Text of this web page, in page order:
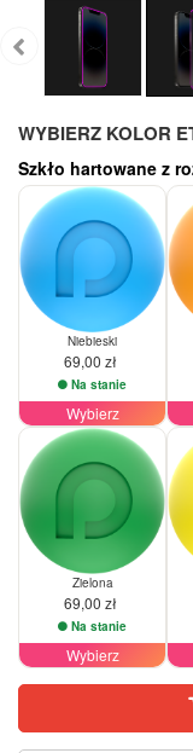
WYBIERZ KOLOR
Szkło hartowane z
Niebieski
69,00 zł
Na stanie
Wybierz
Zielona
69,00 zł
Na stanie
Wybierz